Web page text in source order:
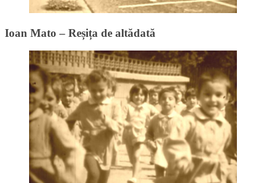
Ioan Mato – Reșița de altădată